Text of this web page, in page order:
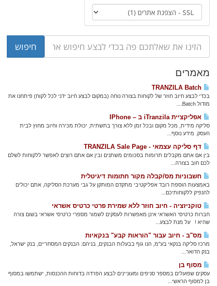
מאמרים
בכדי לבצע חיוב חוזר של לקוחות בצורה נוחה (במקום לבצע חיוב ידני לכל לקוח) פיתחנו את
מודול Batch....
אפליקציית iTranzila ב – IPhone
סליקה מידית, מכל מקום ובכל זמן ללא צורך בתשתית, יכולת מכירה וחיוב מחוץ לבית
העסק. מידע נוסף...
דף סליקה עצמאי - TRANZILA Sale Page
בין אם אתם מקבלים תרומות בסכומים משתנים ובין אם אתם רוצים לאפשר ללקוחות לשלם
לכם חוב בצורה...
חשבוניות מס/קבלה מקור חתומות דיגיטלית
באמצעות הוספת רובד אפליקטיבי מתקדם המותקן על גבי מערכת הסליקה, אתם יכולים
להנפיק ללקוחותיכם...
טוקניזציה - חיוב חוזר ללא שמירת פרטי כרטיס אשראי
חברות כרטיסי האשראי אינן מאפשרות לעסקים לשמור מספרי כרטיסי אשראי בשום צורה
שהיא ! על מנת לבצע...
מס"ב - חיוב עבור "הוראות קבע" בנקאיות
מרכז סליקה בנקאי בע"מ, הנו גוף בבעלות הבנקים, בניהם: הבנקים המסחריים, בנק ישראל,
בנק הדואר...
מסוף בן
עסקים שפועלים במספר סניפים ומעוניינים לבצע הפרדה בדוחות ההכנסות, ישתמשו במסוף
בן למסוף הראשי...